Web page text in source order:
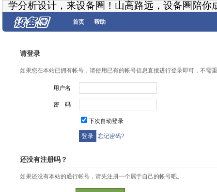
学分析设计，来设备圈！山高路远，设备圈陪你
首页 帮助
请登录
如果您在本站已拥有帐号，请使用已有的帐号信息直接进行登录即可，不需
用户名
密 码
下次自动登录
忘记密码?
还没有注册吗？
如果还没有本站的通行帐号，请先注册一个属于自己的帐号吧。